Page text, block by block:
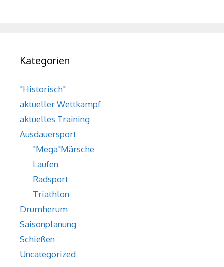
Kategorien
"Historisch"
aktueller Wettkampf
aktuelles Training
Ausdauersport
"Mega"Märsche
Laufen
Radsport
Triathlon
Drumherum
Saisonplanung
Schießen
Uncategorized